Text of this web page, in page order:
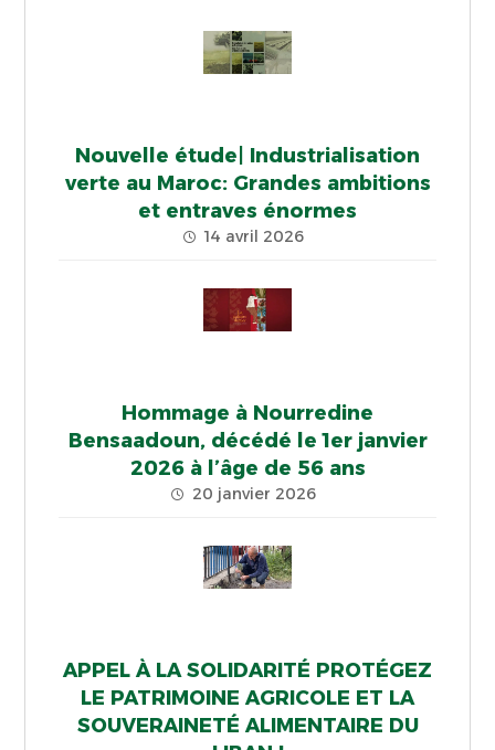
Nouvelle étude| Industrialisation
verte au Maroc: Grandes ambitions
et entraves énormes
14 avril 2026
Hommage à Nourredine
Bensaadoun, décédé le 1er janvier
2026 à l’âge de 56 ans
20 janvier 2026
APPEL À LA SOLIDARITÉ PROTÉGEZ
LE PATRIMOINE AGRICOLE ET LA
SOUVERAINETÉ ALIMENTAIRE DU